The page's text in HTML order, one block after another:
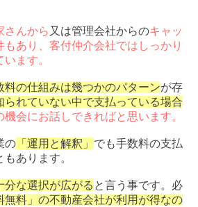
さんから 又は管理会社からのキャッ
もあり、客付仲介会社ではしっかり
ます。
料の仕組みは幾つかのパターンが存
られていない中で支払っている場合
機会にお話しできればと思います。
の 「運用と解釈」 でも手数料の支払
あります。
分な選択が広がる と言う事です。必
無料」の不動産会社が利用が得なの